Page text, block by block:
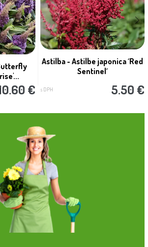
€
Astilba - Astilbe japonica ´Red
Sentinel´
s DPH 5.50 €